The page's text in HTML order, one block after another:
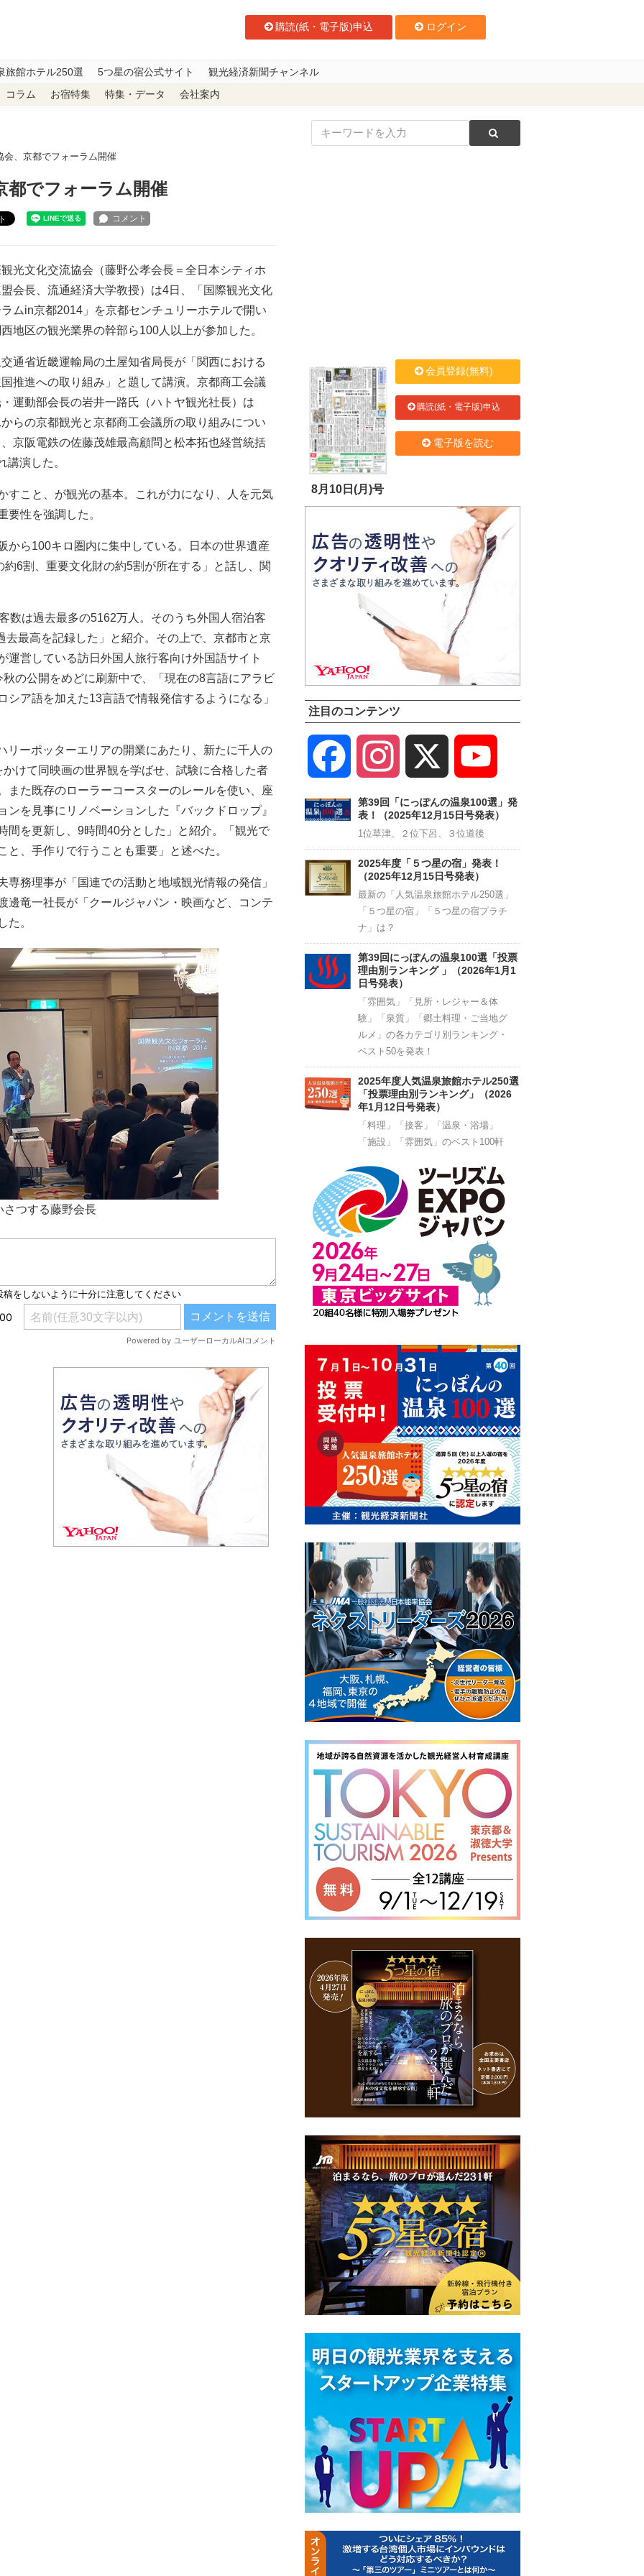
購読(紙・電子版)申込 ログイン
旅館ホテル250選 5つ星の宿公式サイト 観光経済新聞チャンネル
コラム お宿特集 特集・データ 会社案内
会、京都でフォーラム開催
都でフォーラム開催
光文化交流協会（藤野公孝会長＝全日本シティホ
会長、流通経済大学教授）は4日、「国際観光文化
ムin京都2014」を京都センチュリーホテルで開い
地区の観光業界の幹部ら100人以上が参加した。
通省近畿運輸局の土屋知省局長が「関西における
推進への取り組み」と題して講演。京都商工会議
運動部会長の岩井一路氏（ハトヤ観光社長）は
らの京都観光と京都商工会議所の取り組みについ
京阪電鉄の佐藤茂雄最高顧問と松本拓也経営統括
演した。
こと、が観光の基本。これが力になり、人を元気
要性を強調した。
ら100キロ圏内に集中している。日本の世界遺産
6割、重要文化財の約5割が所在する」と話し、関
は過去最多の5162万人。そのうち外国人宿泊客
最高を記録した」と紹介。その上で、京都市と京
運営している訪日外国人旅行客向け外国語サイト
公開をめどに刷新中で、「現在の8言語にアラビ
ア語を加えた13言語で情報発信するようになる」
ーポッターエリアの開業にあたり、新たに千人の
けて同映画の世界観を学ばせ、試験に合格した者
また既存のローラーコースターのレールを使い、座
を見事にリノベーションした『バックドロップ』
間を更新し、9時間40分とした」と紹介。「観光で
、手作りで行うことも重要」と述べた。
務理事が「国連での活動と地域観光情報の発信」
邊竜一社長が「クールジャパン・映画など、コンテ
た。
さつする藤野会長
8月10日(月)号
会員登録(無料)
購読(紙・電子版)申込
電子版を読む
注目のコンテンツ
Facebook Instagram
Channel
第39回「にっぽんの温泉100選」発
表！（2025年12月15日号発表）
1位草津、２位下呂、３位道後
2025年度「５つ星の宿」発表！
（2025年12月15日号発表）
最新の「人気温泉旅館ホテル250選」
「５つ星の宿」「５つ星の宿プラチ
ナ」は？
第39回にっぽんの温泉100選「投票
理由別ランキング 」（2026年1月1
日号発表）
「雰囲気」「見所・レジャー＆体
験」「泉質」「郷土料理・ご当地グ
ルメ」の各カテゴリ別ランキング・
ベスト50を発表！
2025年度人気温泉旅館ホテル250選
「投票理由別ランキング」（2026
年1月12日号発表）
「料理」「接客」「温泉・浴場」
「施設」「雰囲気」のベスト100軒